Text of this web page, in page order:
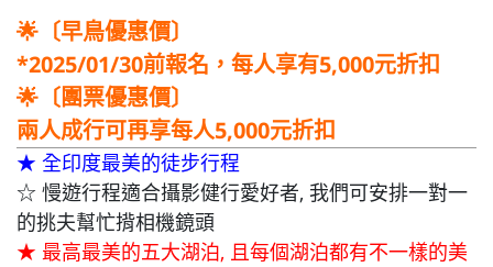
🌟〔早鳥優惠價〕
*2025/01/30前報名，每人享有5,000元折扣
🌟〔團票優惠價〕
兩人成行可再享每人5,000元折扣
★ 全印度最美的徒步行程
☆ 慢遊行程適合攝影健行愛好者, 我們可安排一對一
的挑夫幫忙揹相機鏡頭
★ 最高最美的五大湖泊, 且每個湖泊都有不一樣的美